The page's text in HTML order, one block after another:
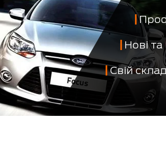
Нові
Свій